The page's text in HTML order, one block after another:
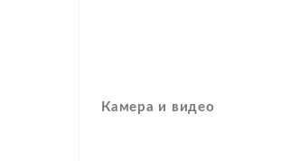
Камера и видео